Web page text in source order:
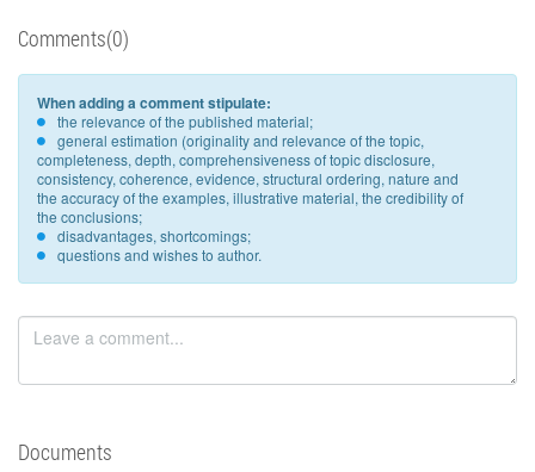
Comments(0)
When adding a comment stipulate:
the relevance of the published material;
general estimation (originality and relevance of the topic,
completeness, depth, comprehensiveness of topic disclosure,
consistency, coherence, evidence, structural ordering, nature and
the accuracy of the examples, illustrative material, the credibility of
the conclusions;
disadvantages, shortcomings;
questions and wishes to author.
Documents